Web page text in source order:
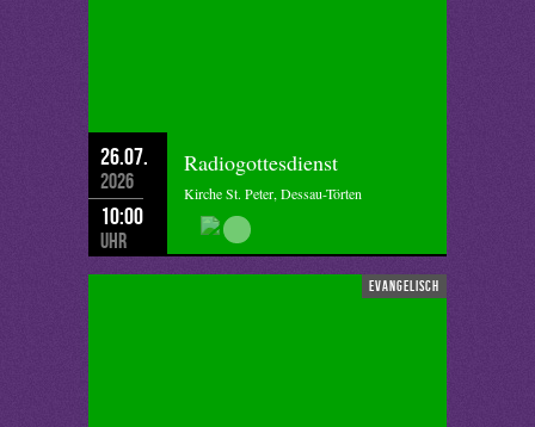
26.07.
2026
10:00
Uhr
Radiogottesdienst
Kirche St. Peter, Dessau-Törten
evangelisch